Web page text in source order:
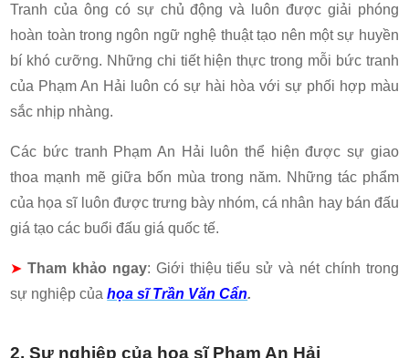
Tranh của ông có sự chủ động và luôn được giải phóng
hoàn toàn trong ngôn ngữ nghệ thuật tạo nên một sự huyền
bí khó cưỡng. Những chi tiết hiện thực trong mỗi bức tranh
của Phạm An Hải luôn có sự hài hòa với sự phối hợp màu
sắc nhịp nhàng.
Các bức tranh Phạm An Hải luôn thể hiện được sự giao
thoa mạnh mẽ giữa bốn mùa trong năm. Những tác phẩm
của họa sĩ luôn được trưng bày nhóm, cá nhân hay bán đấu
giá tạo các buổi đấu giá quốc tế.
➤ Tham khảo ngay: Giới thiệu tiểu sử và nét chính trong
sự nghiệp củahọa sĩ Trần Văn Cẩn.
2. Sự nghiệp của họa sĩ Phạm An Hải